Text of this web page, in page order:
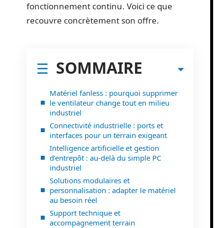
fonctionnement continu. Voici ce que
recouvre concrètement son offre.
SOMMAIRE
Matériel fanless : pourquoi supprimer
le ventilateur change tout en milieu
industriel
Connectivité industrielle : ports et
interfaces pour un terrain exigeant
Intelligence artificielle et gestion
d’entrepôt : au-delà du simple PC
industriel
Solutions modulaires et
personnalisation : adapter le matériel
au besoin réel
Support technique et
accompagnement terrain